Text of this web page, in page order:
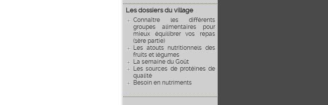
Les dossiers du village
Connaître les différents
groupes alimentaires pour
mieux équilibrer vos repas
(1ère partie)
Les atouts nutritionnels des
fruits et légumes
La semaine du Goût
Les sources de protéines de
qualité
Besoin en nutriments